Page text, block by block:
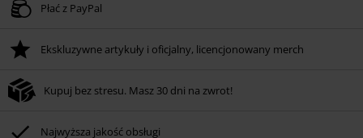
Płać z PayPal
Ekskluzywne artykuły i oficjalny, licencjonowany merch
Kupuj bez stresu. Masz 30 dni na zwrot!
Najwyższa jakość obsługi